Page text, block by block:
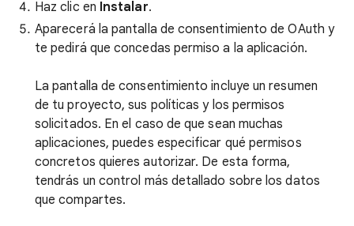
Haz clic en Instalar.
Aparecerá la pantalla de consentimiento de OAuth y
te pedirá que concedas permiso a la aplicación.
La pantalla de consentimiento incluye un resumen
de tu proyecto, sus políticas y los permisos
solicitados. En el caso de que sean muchas
aplicaciones, puedes especificar qué permisos
concretos quieres autorizar. De esta forma,
tendrás un control más detallado sobre los datos
que compartes.